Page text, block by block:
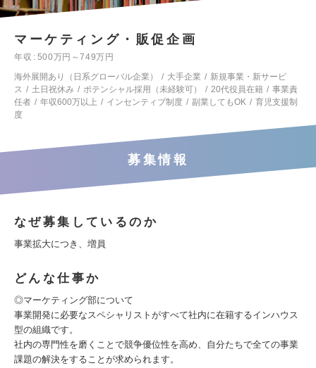
マーケティング・販促企画
年収
500万円～749万円
海外展開あり（日系グローバル企業）
大手企業
新規事業・新サービ
ス
土日祝休み ポテンシャル採用（未経験可） 20代役員在籍
事業責
任者
年収600万以上 インセンティブ制度 副業してもOK
育児支援制
度
募集情報
なぜ募集しているのか
事業拡大につき、増員
どんな仕事か
◎マーケティング部について
事業開発に必要なスペシャリストがすべて社内に在籍するインハウス
型の組織です。
社内の専門性を磨くことで競争優位性を高め、自分たちで全ての事業
課題の解決をすることが求められます。